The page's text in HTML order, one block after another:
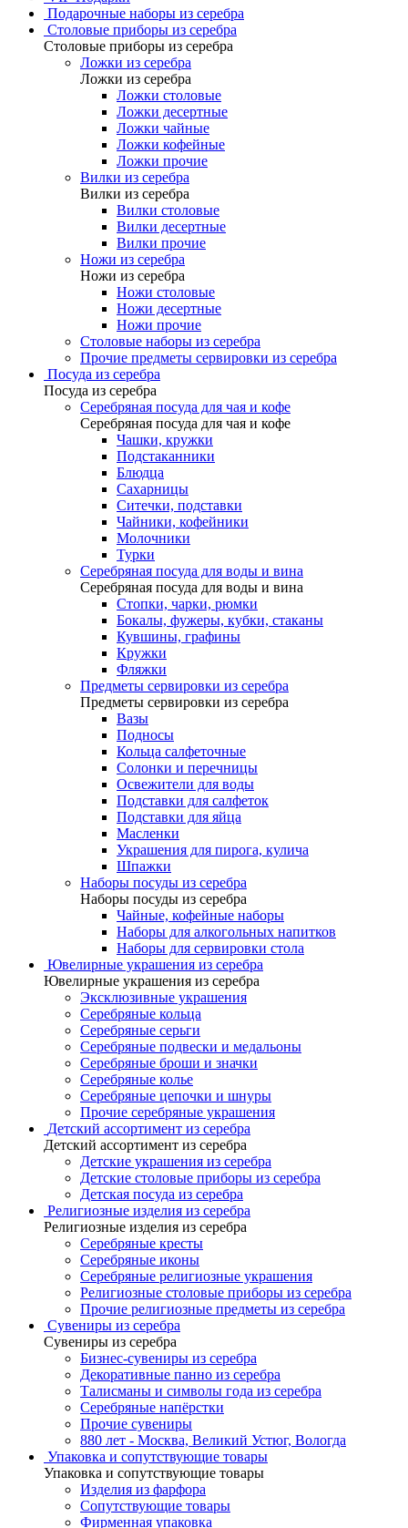
Подарочные наборы из серебра
Столовые приборы из серебра
Столовые приборы из серебра
Ложки из серебра
Ложки из серебра
Ложки столовые
Ложки десертные
Ложки чайные
Ложки кофейные
Ложки прочие
Вилки из серебра
Вилки из серебра
Вилки столовые
Вилки десертные
Вилки прочие
Ножи из серебра
Ножи из серебра
Ножи столовые
Ножи десертные
Ножи прочие
Столовые наборы из серебра
Прочие предметы сервировки из серебра
Посуда из серебра
Посуда из серебра
Серебряная посуда для чая и кофе
Серебряная посуда для чая и кофе
Чашки, кружки
Подстаканники
Блюдца
Сахарницы
Ситечки, подставки
Чайники, кофейники
Молочники
Турки
Серебряная посуда для воды и вина
Серебряная посуда для воды и вина
Стопки, чарки, рюмки
Бокалы, фужеры, кубки, стаканы
Кувшины, графины
Кружки
Фляжки
Предметы сервировки из серебра
Предметы сервировки из серебра
Вазы
Подносы
Кольца салфеточные
Солонки и перечницы
Освежители для воды
Подставки для салфеток
Подставки для яйца
Масленки
Украшения для пирога, кулича
Шпажки
Наборы посуды из серебра
Наборы посуды из серебра
Чайные, кофейные наборы
Наборы для алкогольных напитков
Наборы для сервировки стола
Ювелирные украшения из серебра
Ювелирные украшения из серебра
Эксклюзивные украшения
Серебряные кольца
Серебряные серьги
Серебряные подвески и медальоны
Серебряные броши и значки
Серебряные колье
Серебряные цепочки и шнуры
Прочие серебряные украшения
Детский ассортимент из серебра
Детский ассортимент из серебра
Детские украшения из серебра
Детские столовые приборы из серебра
Детская посуда из серебра
Религиозные изделия из серебра
Религиозные изделия из серебра
Серебряные кресты
Серебряные иконы
Серебряные религиозные украшения
Религиозные столовые приборы из серебра
Прочие религиозные предметы из серебра
Сувениры из серебра
Сувениры из серебра
Бизнес-сувениры из серебра
Декоративные панно из серебра
Талисманы и символы года из серебра
Серебряные напёрстки
Прочие сувениры
880 лет - Москва, Великий Устюг, Вологда
Упаковка и сопутствующие товары
Упаковка и сопутствующие товары
Изделия из фарфора
Сопутствующие товары
Фирменная упаковка